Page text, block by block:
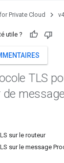
Private Cloud
utile ?
TLS
de
sur le routeur
sur le message